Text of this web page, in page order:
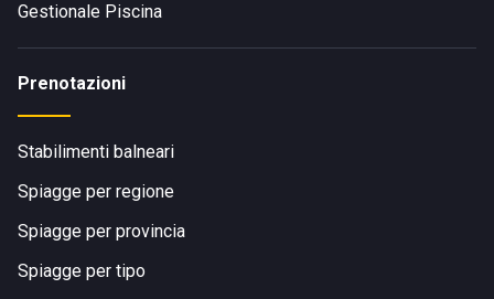
Gestionale Piscina
Prenotazioni
Stabilimenti balneari
Spiagge per regione
Spiagge per provincia
Spiagge per tipo